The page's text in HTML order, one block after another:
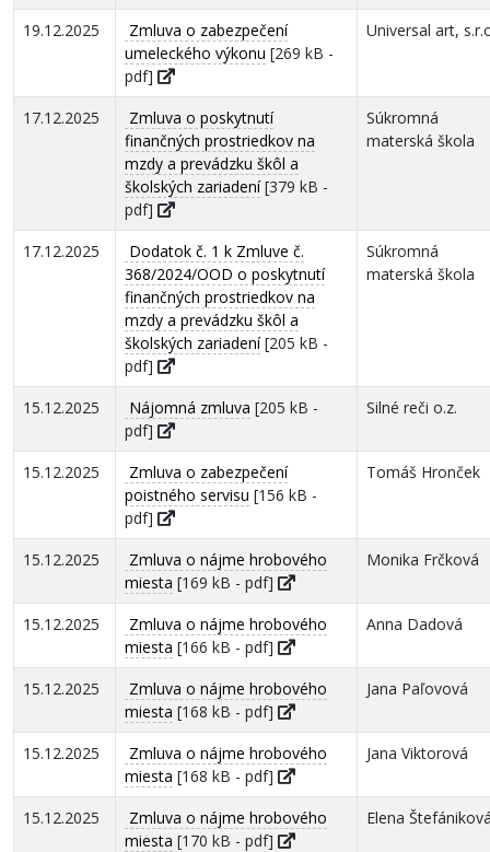
19.12.2025
Zmluva o zabezpečení
umeleckého výkonu [269 kB -
pdf]
Universal art,
17.12.2025
Zmluva o poskytnutí
finančných prostriedkov na
mzdy a prevádzku škôl a
školských zariadení[379 kB -
pdf]
Súkromná
materská škola
17.12.2025
Dodatok č. 1 k Zmluve č.
368/2024/OOD o poskytnutí
finančných prostriedkov na
mzdy a prevádzku škôl a
školských zariadení[205 kB -
pdf]
Súkromná
materská škola
15.12.2025 Nájomná zmluva [205 kB -
pdf]
Silné reči o.z.
15.12.2025
Zmluva o zabezpečení
poistného servisu [156 kB -
pdf]
Tomáš Hronček
15.12.2025
Zmluva o nájme hrobového
miesta [169 kB - pdf]
Monika Frčková
15.12.2025
Zmluva o nájme hrobového
miesta [166 kB - pdf]
Anna Dadová
15.12.2025
Zmluva o nájme hrobového
miesta [168 kB - pdf]
Jana Paľovová
15.12.2025
Zmluva o nájme hrobového
miesta [168 kB - pdf]
Jana Viktorová
15.12.2025
Zmluva o nájme hrobového
miesta [170 kB - pdf]
Elena